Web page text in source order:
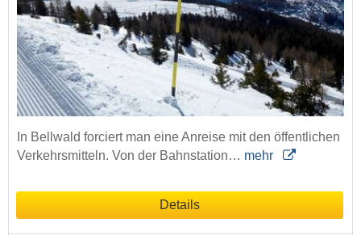
In Bellwald forciert man eine Anreise mit den öffentlichen
Verkehrsmitteln. Von der Bahnstation… mehr
Details